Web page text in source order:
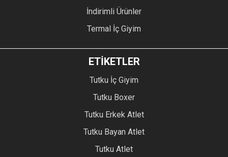
İndirimli Ürünler
Termal İç Giyim
ETİKETLER
Tutku İç Giyim
Tutku Boxer
Tutku Erkek Atlet
Tutku Bayan Atlet
Tutku Atlet